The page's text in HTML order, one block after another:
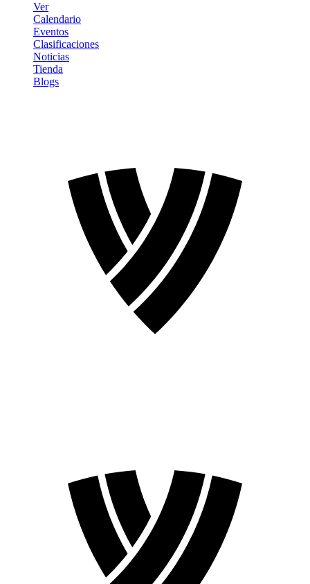
Ver
Calendario
Eventos
Clasificaciones
Noticias
Tienda
Blogs